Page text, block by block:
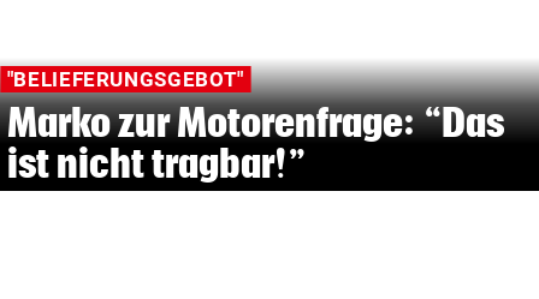
"BELIEFERUNGSGEBOT"
Marko zur Motorenfrage: “Das
ist nicht tragbar!”